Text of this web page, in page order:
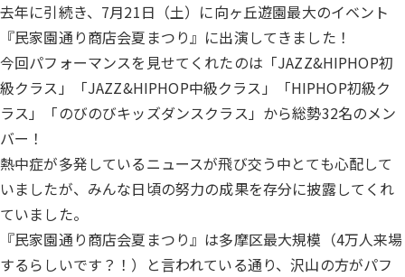
去年に引続き、7月21日（土）に向ヶ丘遊園最大のイベント
『民家園通り商店会夏まつり』に出演してきました！
今回パフォーマンスを見せてくれたのは「JAZZ&HIPHOP初
級クラス」「JAZZ&HIPHOP中級クラス」「HIPHOP初級ク
ラス」「のびのびキッズダンスクラス」から総勢32名のメン
バー！
熱中症が多発しているニュースが飛び交う中とても心配して
いましたが、みんな日頃の努力の成果を存分に披露してくれ
ていました。
『民家園通り商店会夏まつり』は多摩区最大規模（4万人来場
するらしいです？！）と言われている通り、沢山の方がパフ